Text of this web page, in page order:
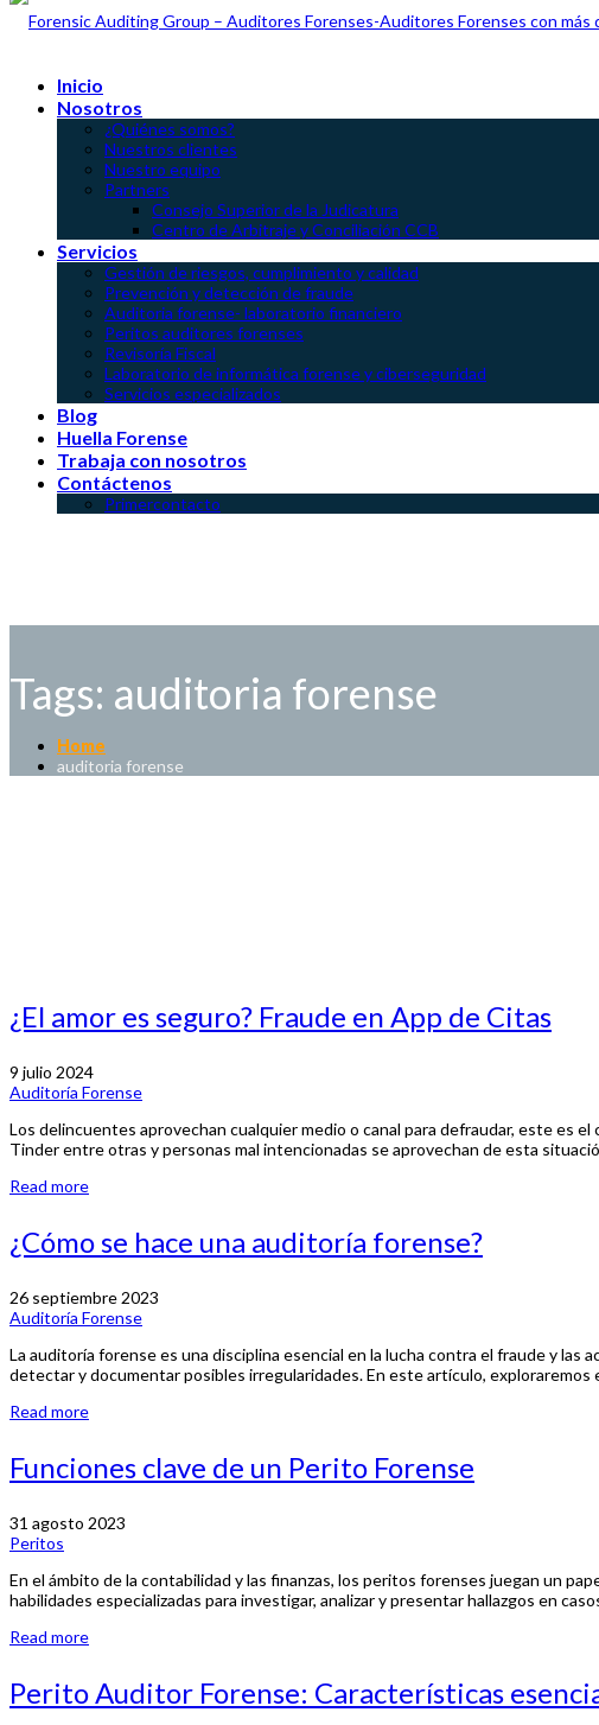
Inicio
Nosotros
¿Quiénes somos?
Nuestros clientes
Nuestro equipo
Partners
Consejo Superior de la Judicatura
Centro de Arbitraje y Conciliación CCB
Servicios
Gestión de riesgos, cumplimiento y calidad
Prevención y detección de fraude
Auditoria forense- laboratorio financiero
Peritos auditores forenses
Revisoría Fiscal
Laboratorio de informática forense y ciberseguridad
Servicios especializados
Blog
Huella Forense
Trabaja con nosotros
Contáctenos
Primercontacto
Tags: auditoria forense
Home
auditoria forense
¿El amor es seguro? Fraude en App de Citas
9 julio 2024
Auditoría Forense
Los delincuentes aprovechan cualquier medio o canal para defraudar, este es
Tinder entre otras y personas mal intencionadas se aprovechan de esta
Read more
¿Cómo se hace una auditoría forense?
26 septiembre 2023
Auditoría Forense
La auditoría forense es una disciplina esencial en la lucha contra el fraude y
detectar y documentar posibles irregularidades. En este artículo,
Read more
Funciones clave de un Perito Forense
31 agosto 2023
Peritos
En el ámbito de la contabilidad y las finanzas, los peritos forenses juegan un
habilidades especializadas para investigar, analizar y presentar hallazgos en
Read more
Perito Auditor Forense: Características